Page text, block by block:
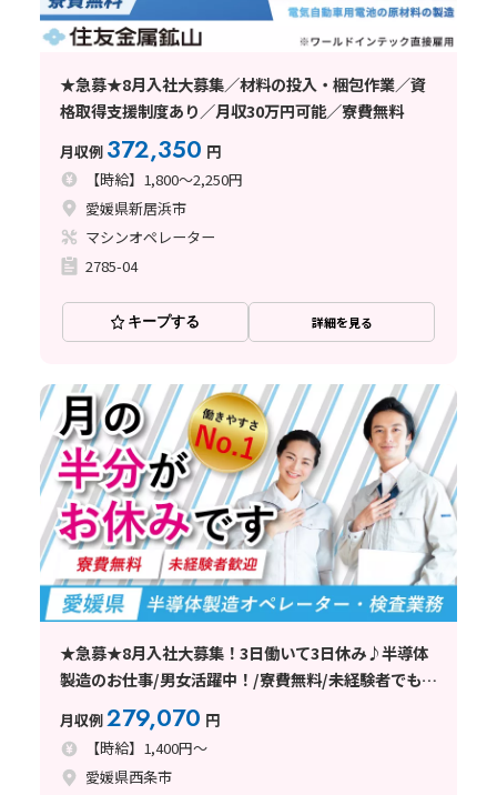
★急募★8月入社大募集／材料の投入・梱包作業／資
格取得支援制度あり／月収30万円可能／寮費無料
月収例 372,350 円
【時給】1,800～2,250円
愛媛県新居浜市
マシンオペレーター
2785-04
キープする 詳細を見る
★急募★8月入社大募集！3日働いて3日休み♪半導体
製造のお仕事/男女活躍中！/寮費無料/未経験者でも安
心の丁寧な指導/西条市
月収例279,070 円
【時給】1,400円～
愛媛県西条市